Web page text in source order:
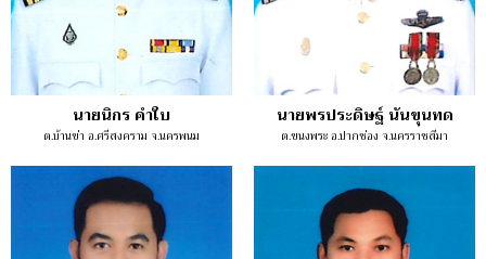
นายนิกร คำใบ
ต.บ้านข่า อ.ศรีสงคราม จ.นครพนม
นายพรประดิษฐ์ นันขุนทด
ต.ขนงพระ อ.ปากช่อง จ.นครราชสีมา